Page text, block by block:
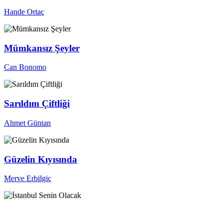
Hande Ortaç
Mümkansız Şeyler
Can Bonomo
Sarıldım Çiftliği
Ahmet Güntan
Güzelin Kıyısında
Merve Erbilgiç